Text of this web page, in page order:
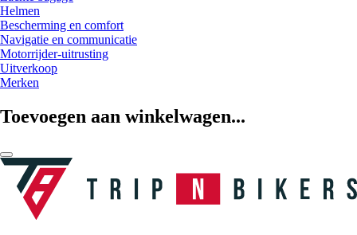
Helmen
Bescherming en comfort
Navigatie en communicatie
Motorrijder-uitrusting
Uitverkoop
Merken
Toevoegen aan winkelwagen...